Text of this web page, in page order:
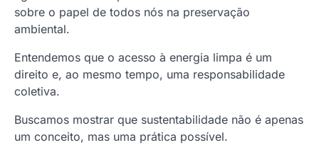
sobre o papel de todos nós na preservação
ambiental.
Entendemos que o acesso à energia limpa é um
direito e, ao mesmo tempo, uma responsabilidade
coletiva.
Buscamos mostrar que sustentabilidade não é apenas
um conceito, mas uma prática possível.